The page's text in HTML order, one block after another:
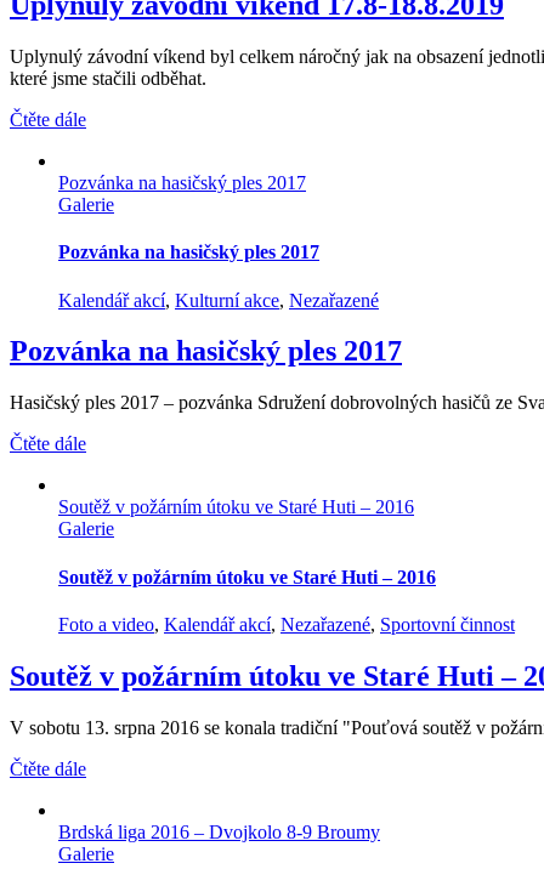
Uplynulý závodní víkend byl celkem náročný jak na obsazení
které jsme stačili odběhat.
Čtěte dále
Pozvánka na hasičský ples 2017
Galerie
Pozvánka na hasičský ples 2017
Kalendář akcí, Kulturní akce, Nezařazené
Pozvánka na hasičský ples 2017
Hasičský ples 2017 – pozvánka Sdružení dobrovolných hasičů ze
Čtěte dále
Soutěž v požárním útoku ve Staré Huti – 2016
Galerie
Soutěž v požárním útoku ve Staré Huti – 2016
Foto a video, Kalendář akcí, Nezařazené, Sportovní činnost
Soutěž v požárním útoku ve Staré Huti –
V sobotu 13. srpna 2016 se konala tradiční "Pouťová soutěž v
Čtěte dále
Brdská liga 2016 – Dvojkolo 8-9 Broumy
Galerie